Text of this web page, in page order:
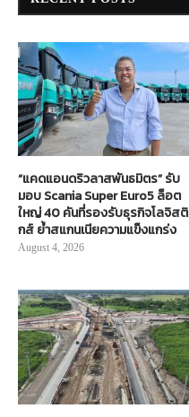
“แคดแอนดริวลาสพันธมิตร” รับ
มอบ Scania Super Euro5 ล็อต
ใหญ่ 40 คันที่รองรับธุรกิจโลจิสติ
กส์ ย้ำสแกนเนียความแข็งแกร่ง
August 4, 2026